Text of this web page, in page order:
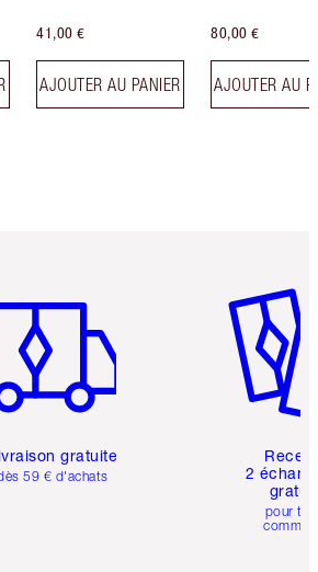
41,00 €
AJOUTER AU PANIER
80,00 €
AJOUTER AU
gratuite
59 € d'achats
2
pour